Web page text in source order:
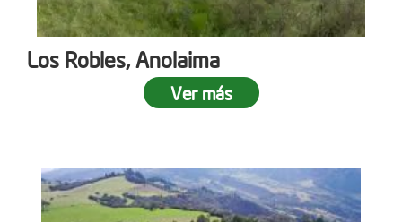
Los Robles, Anolaima
Ver más